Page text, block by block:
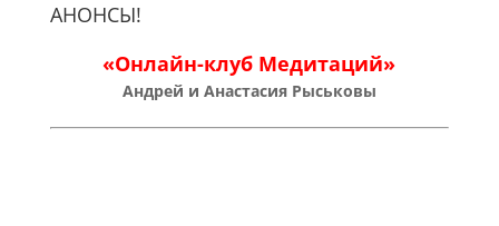
АНОНСЫ!
«Онлайн-клуб Медитаций»
Андрей и Анастасия Рыськовы